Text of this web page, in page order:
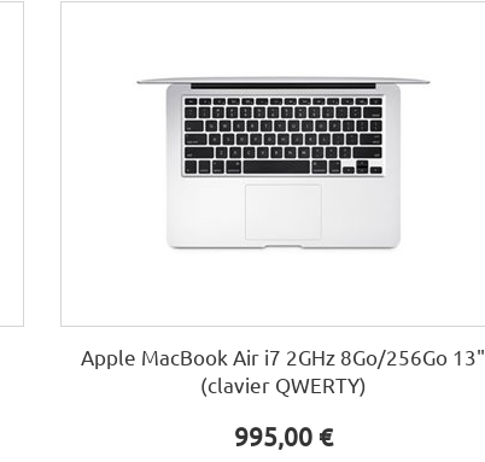
Apple MacBook Air i7 2GHz 8Go/256Go 13"
(clavier QWERTY)
995,00 €